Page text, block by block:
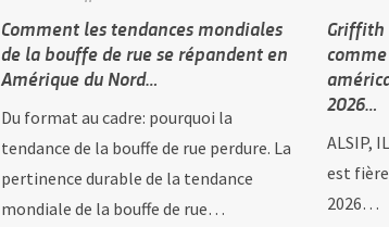
Comment les tendances mondiales
de la bouffe de rue se répandent en
Amérique du Nord…
Du format au cadre: pourquoi la
tendance de la bouffe de rue perdure. La
pertinence durable de la tendance
mondiale de la bouffe de rue…
Griffith
2026…
ALSIP,
est
2026…